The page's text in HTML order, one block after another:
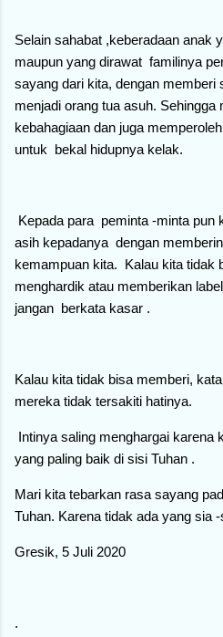
Selain sahabat ,keberadaan anak
maupun yang dirawat familinya
sayang dari kita, dengan memberi
menjadi orang tua asuh.
kebahagiaan dan juga
untuk bekal hidupnya kelak.
Kepada para peminta -minta pun
asih kepadanya dengan
kemampuan kita. Kalau kita tidak
menghardik atau memberikan
jangan berkata kasar .
Kalau kita tidak bisa memberi,
mereka tidak tersakiti hatinya.
Intinya saling menghargai karena
yang paling baik di sisi Tuhan .
Mari kita tebarkan rasa sayang
Tuhan. Karena tidak ada yang sia
Gresik, 5 Juli 2020
.